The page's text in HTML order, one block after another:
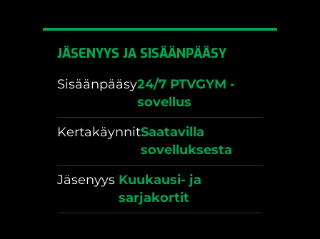
JÄSENYYS JA SISÄÄNPÄÄSY
Sisäänpääsy24/7 PTVGYM -
sovellus
KertakäynnitSaatavilla
sovelluksesta
Jäsenyys Kuukausi- ja
sarjakortit